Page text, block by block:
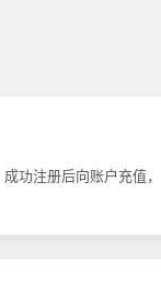
功注册后向账户充值